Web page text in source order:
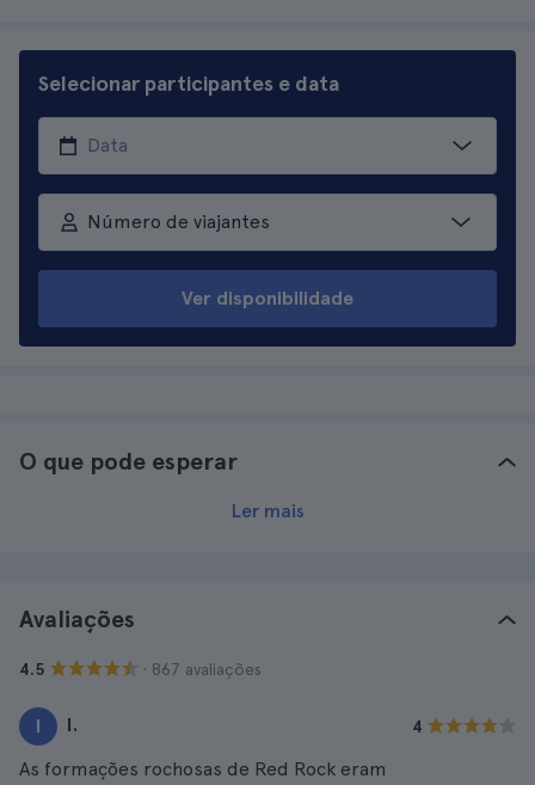
Selecionar participantes e data
Número de viajantes
Ver disponibilidade
O que pode esperar
Ler mais
Avaliações
4.5 · 867 avaliações
I I. 4
As formações rochosas de Red Rock eram